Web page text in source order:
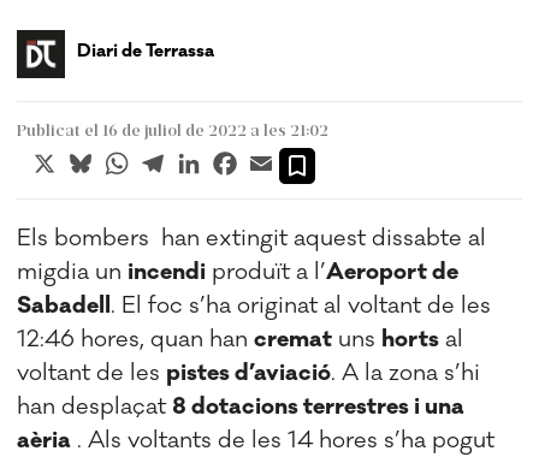
Diari de Terrassa
Publicat el 16 de juliol de 2022 a les 21:02
X BlueskyWhatsApp
TelegramLinkedInFacebook
Email
Els bombers han extingit aquest dissabte al
migdia un incendi produït a l’Aeroport de
Sabadell. El foc s’ha originat al voltant de les
12:46 hores, quan hancremat uns horts al
voltant de les pistes d’aviació. A la zona s’hi
han desplaçat 8 dotacions terrestres i una
aèria . Als voltants de les 14 hores s’ha pogut